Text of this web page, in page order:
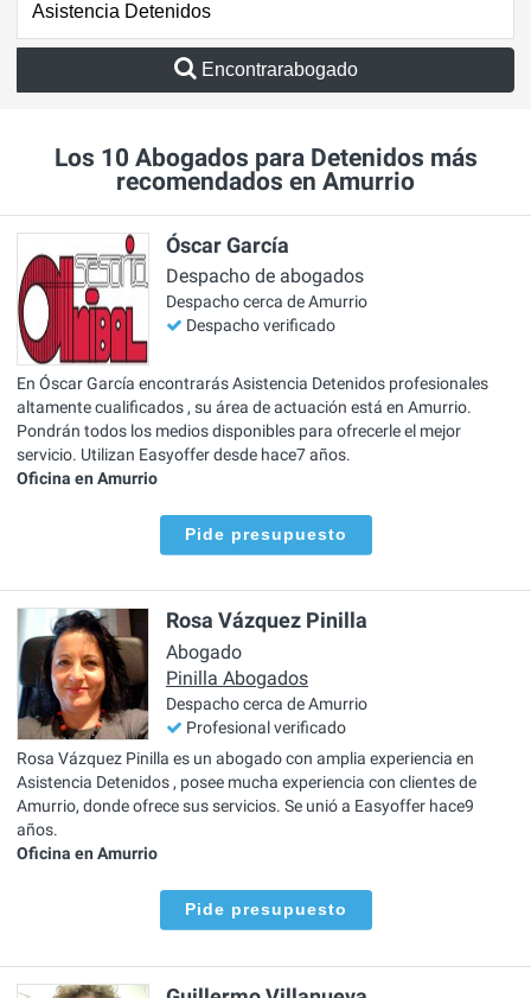
Encontrarabogado
Los 10 Abogados para Detenidos más
recomendados en Amurrio
Óscar García
Despacho de abogados
Despacho cerca de Amurrio
Despacho verificado
En Óscar García encontrarás Asistencia Detenidos profesionales
altamente cualificados , su área de actuación está en Amurrio.
Pondrán todos los medios disponibles para ofrecerle el mejor
servicio. Utilizan Easyoffer desde hace7 años.
Oficina en Amurrio
Pide presupuesto
Rosa Vázquez Pinilla
Abogado
Pinilla Abogados
Despacho cerca de Amurrio
Profesional verificado
Rosa Vázquez Pinilla es un abogado con amplia experiencia en
Asistencia Detenidos , posee mucha experiencia con clientes de
Amurrio, donde ofrece sus servicios. Se unió a Easyoffer hace9
años.
Oficina en Amurrio
Pide presupuesto